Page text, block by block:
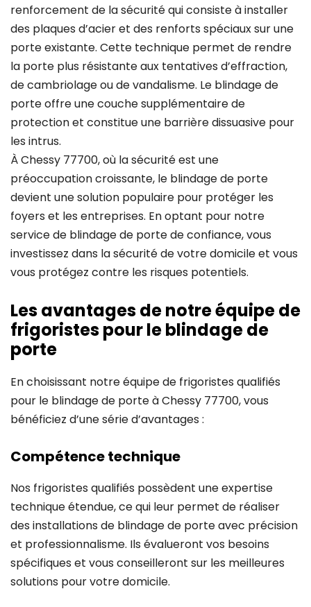
renforcement de la sécurité qui consiste à installer
des plaques d’acier et des renforts spéciaux sur une
porte existante. Cette technique permet de rendre
la porte plus résistante aux tentatives d’effraction,
de cambriolage ou de vandalisme. Le blindage de
porte offre une couche supplémentaire de
protection et constitue une barrière dissuasive pour
les intrus.
À Chessy 77700, où la sécurité est une
préoccupation croissante, le blindage de porte
devient une solution populaire pour protéger les
foyers et les entreprises. En optant pour notre
service de blindage de porte de confiance, vous
investissez dans la sécurité de votre domicile et vous
vous protégez contre les risques potentiels.
Les avantages de notre équipe de
frigoristes pour le blindage de
porte
En choisissant notre équipe de frigoristes qualifiés
pour le blindage de porte à Chessy 77700, vous
bénéficiez d’une série d’avantages :
Compétence technique
Nos frigoristes qualifiés possèdent une expertise
technique étendue, ce qui leur permet de réaliser
des installations de blindage de porte avec précision
et professionnalisme. Ils évalueront vos besoins
spécifiques et vous conseilleront sur les meilleures
solutions pour votre domicile.